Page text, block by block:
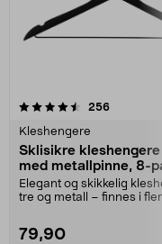
256
Kleshengere
Sklisikre
med metallpinne, 8-
Elegant og skikkelig
tre og metall – finnes i
79,90
4.5av 5 stjerner